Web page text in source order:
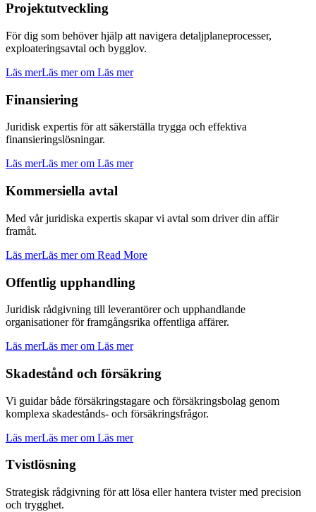
Projektutveckling
För dig som behöver hjälp att navigera detaljplaneprocesser,
exploateringsavtal och bygglov.
Läs merLäs mer om Läs mer
Finansiering
Juridisk expertis för att säkerställa trygga och effektiva
finansieringslösningar.
Läs merLäs mer om Läs mer
Kommersiella avtal
Med vår juridiska expertis skapar vi avtal som driver din affär
framåt.
Läs merLäs mer om Read More
Offentlig upphandling
Juridisk rådgivning till leverantörer och upphandlande
organisationer för framgångsrika offentliga affärer.
Läs merLäs mer om Läs mer
Skadestånd och försäkring
Vi guidar både försäkringstagare och försäkringsbolag genom
komplexa skadestånds- och försäkringsfrågor.
Läs merLäs mer om Läs mer
Tvistlösning
Strategisk rådgivning för att lösa eller hantera tvister med precision
och trygghet.